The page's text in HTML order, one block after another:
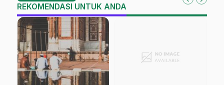
REKOMENDASI UNTUK ANDA